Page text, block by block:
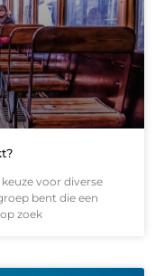
voor diverse
bent die een
zoek